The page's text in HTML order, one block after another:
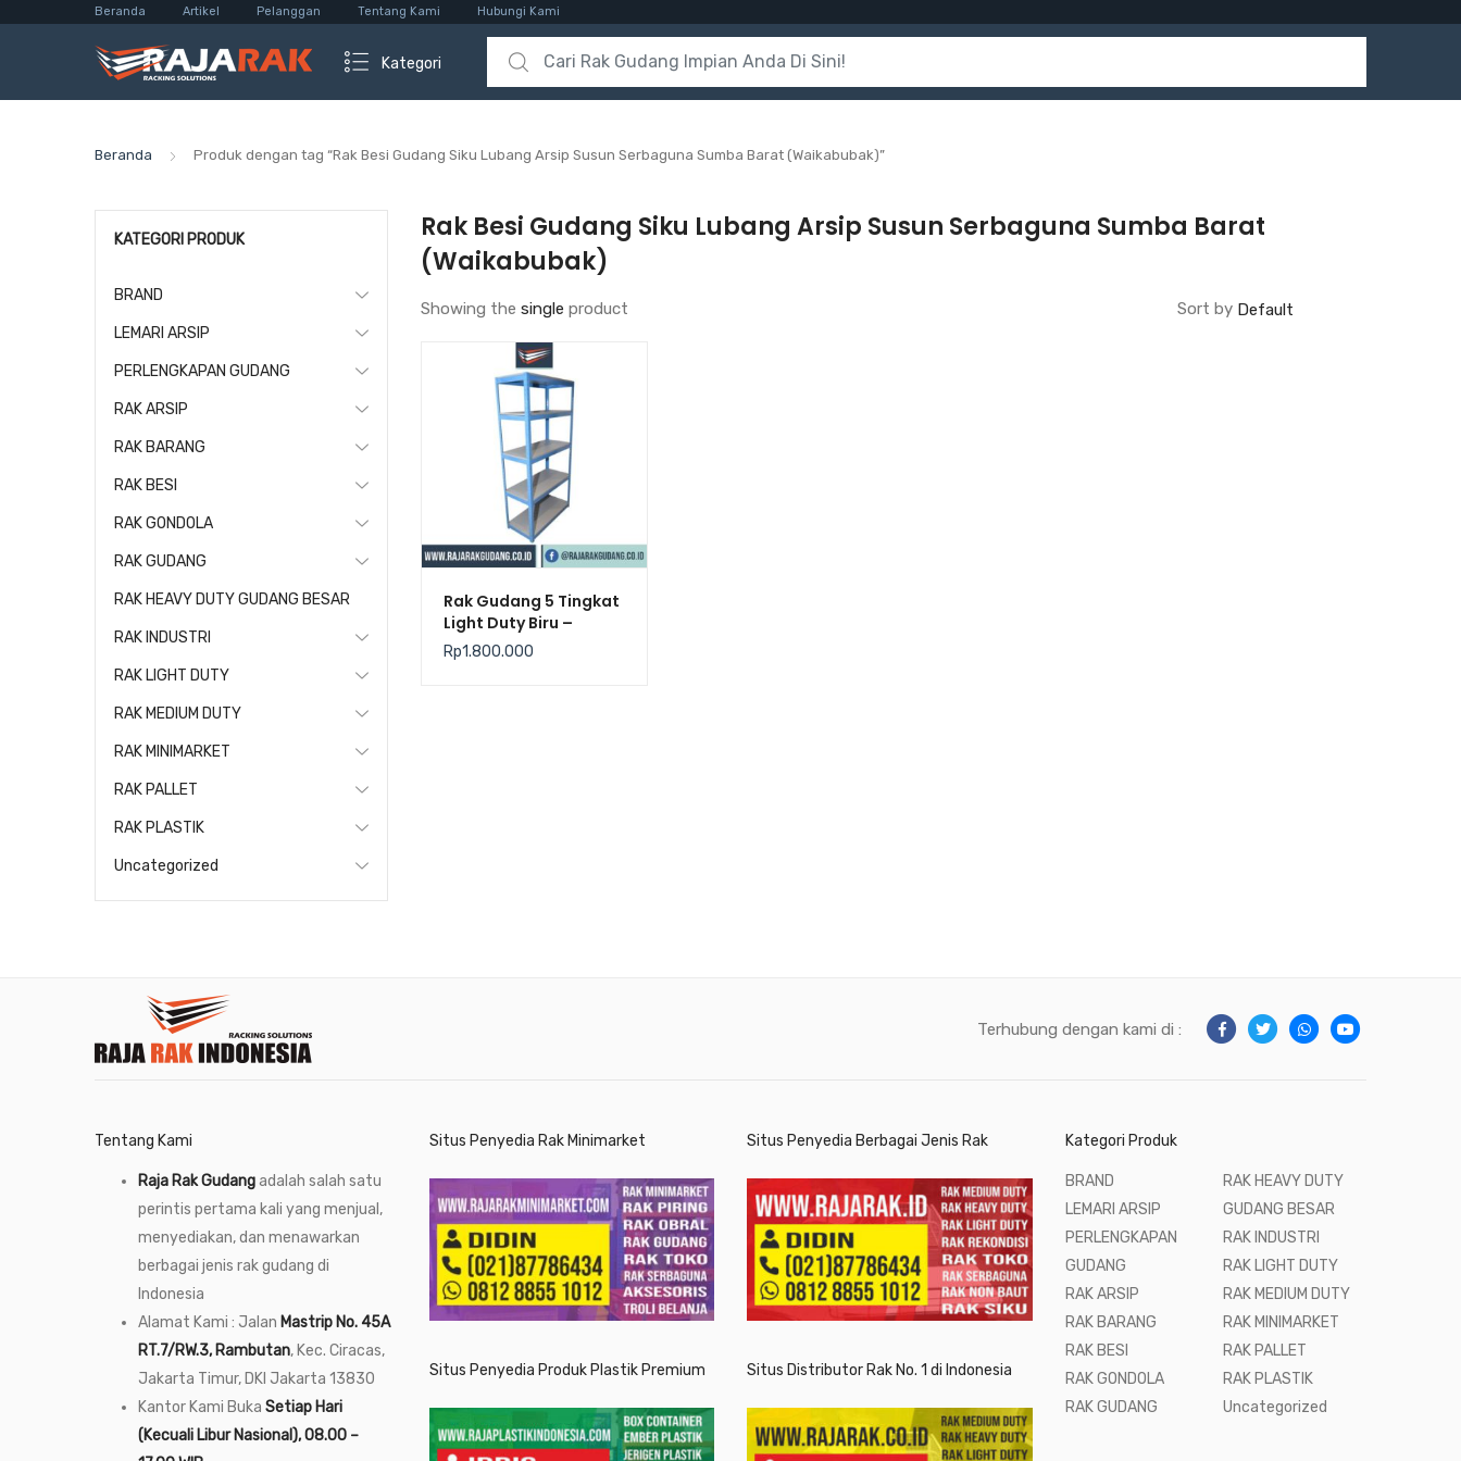
Beranda Artikel Pelanggan Tentang Kami Hubungi Kami
Kategori
Search for:
Beranda Produk dengan tag “Rak Besi Gudang Siku Lubang Arsip Susun Serbaguna Sumba Barat (Waikabubak)”
Rak Besi Gudang Siku Lubang Arsip Susun Serbaguna Sumba Barat
(Waikabubak)
Showing the single product Sort by
Rak Gudang 5 Tingkat
Light Duty Biru –
Krisbow
Rp1.800.000
KATEGORI PRODUK
BRAND
LEMARI ARSIP
PERLENGKAPAN GUDANG
RAK ARSIP
RAK BARANG
RAK BESI
RAK GONDOLA
RAK GUDANG
RAK HEAVY DUTY GUDANG BESAR
RAK INDUSTRI
RAK LIGHT DUTY
RAK MEDIUM DUTY
RAK MINIMARKET
RAK PALLET
RAK PLASTIK
Uncategorized
Terhubung dengan kami di :
Tentang Kami
Raja Rak Gudangadalah salah satu
perintis pertama kali yang menjual,
menyediakan, dan menawarkan
berbagai jenis rak gudang di
Indonesia
Alamat Kami : Jalan Mastrip No. 45A
RT.7/RW.3, Rambutan, Kec. Ciracas,
Jakarta Timur, DKI Jakarta 13830
Kantor Kami Buka Setiap Hari
(Kecuali Libur Nasional), 08.00 –
Situs Penyedia Rak Minimarket
Situs Penyedia Produk Plastik Premium
Situs Penyedia Berbagai Jenis Rak
Situs Distributor Rak No. 1 di Indonesia
Kategori Produk
BRAND
LEMARI ARSIP
PERLENGKAPAN
GUDANG
RAK ARSIP
RAK BARANG
RAK BESI
RAK GONDOLA
RAK GUDANG
RAK HEAVY DUTY
GUDANG BESAR
RAK INDUSTRI
RAK LIGHT DUTY
RAK MEDIUM DUTY
RAK MINIMARKET
RAK PALLET
RAK PLASTIK
Uncategorized